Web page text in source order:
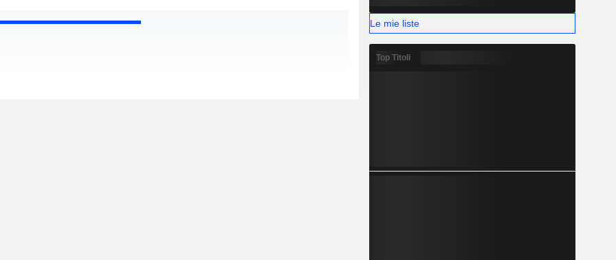
Le mie liste
Top Titoli